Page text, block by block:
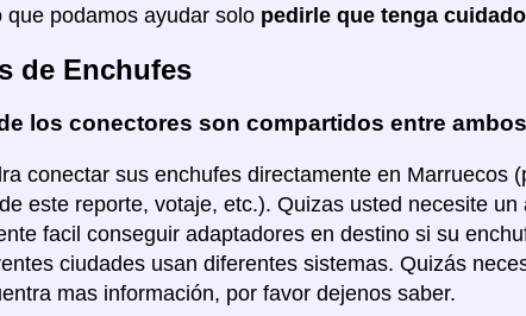
que podamos ayudar solo pedirle que tenga cuidado
de Enchufes
los conectores son compartidos entre
conectar sus enchufes directamente en Marruecos
este reporte, votaje, etc.). Quizas usted necesite
facil conseguir adaptadores en destino si su
ciudades usan diferentes sistemas. Quizás
mas información, por favor dejenos saber.